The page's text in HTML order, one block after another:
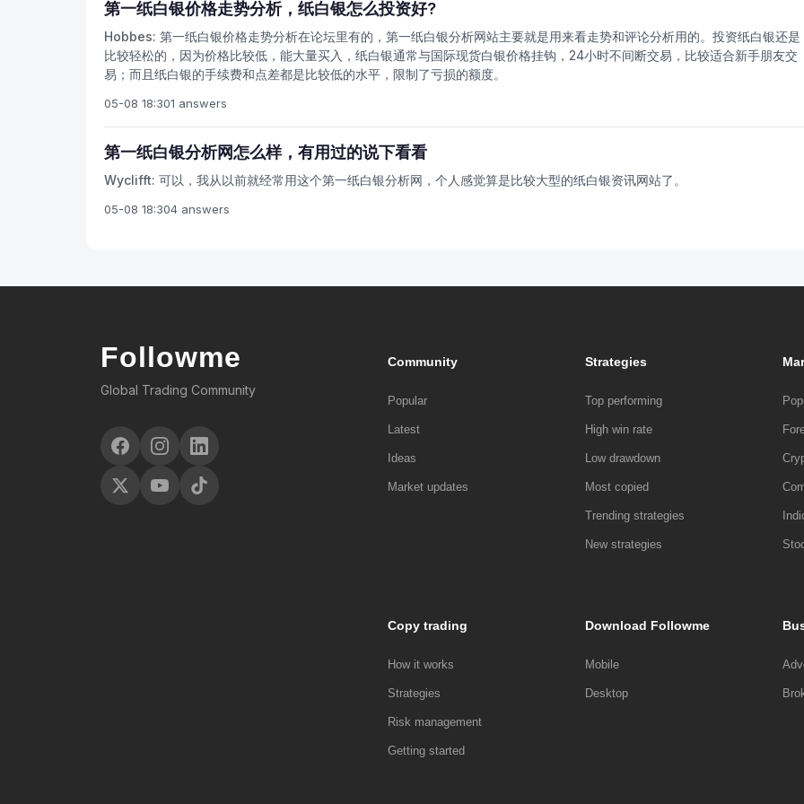
第一纸白银价格走势分析，纸白银怎么投资好?
Hobbes: 第一纸白银价格走势分析在论坛里有的，第一纸白银分析网站主要就是用来看走势和评论分析用的。投资纸白银还是
比较轻松的，因为价格比较低，能大量买入，纸白银通常与国际现货白银价格挂钩，24小时不间断交易，比较适合新手朋友交
易；而且纸白银的手续费和点差都是比较低的水平，限制了亏损的额度。
05-08 18:301 answers
第一纸白银分析网怎么样，有用过的说下看看
Wyclifft: 可以，我从以前就经常用这个第一纸白银分析网，个人感觉算是比较大型的纸白银资讯网站了。
05-08 18:304 answers
Followme
Global Trading Community
Community
Popular
Latest
Ideas
Market updates
Strategies
Top performing
High win rate
Low drawdown
Most copied
Trending strategies
New strategies
Copy trading
How it works
Strategies
Risk management
Getting started
Download Followme
Mobile
Desktop